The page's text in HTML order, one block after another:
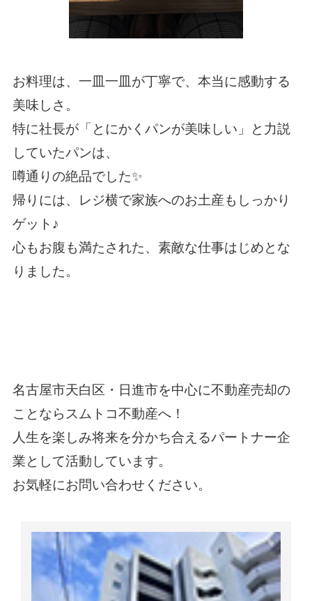
お料理は、一皿一皿が丁寧で、本当に感動する
美味しさ。
特に社長が「とにかくパンが美味しい」と力説
していたパンは、
噂通りの絶品でした✨
帰りには、レジ横で家族へのお土産もしっかり
ゲット♪
心もお腹も満たされた、素敵な仕事はじめとな
りました。
名古屋市天白区・日進市を中心に不動産売却の
ことならスムトコ不動産へ！
人生を楽しみ将来を分かち合えるパートナー企
業として活動しています。
お気軽にお問い合わせ ください。